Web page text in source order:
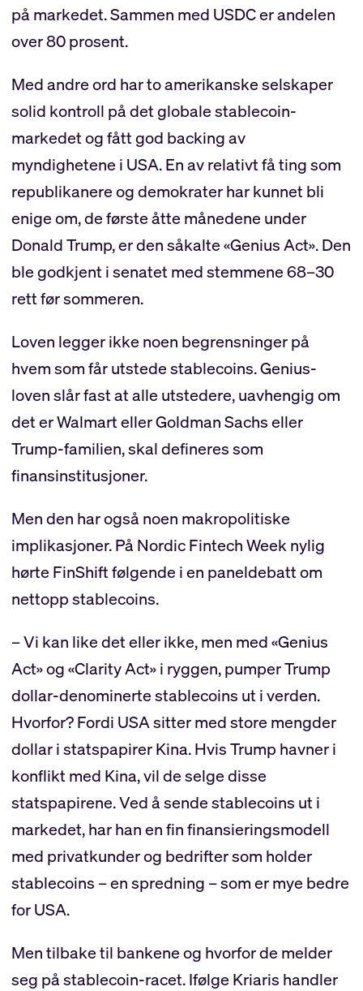
på markedet. Sammen med USDC er andelen
over 80 prosent.
Med andre ord har to amerikanske selskaper
solid kontroll på det globale stablecoin-
markedet og fått god backing av
myndighetene i USA. En av relativt få ting som
republikanere og demokrater har kunnet bli
enige om, de første åtte månedene under
Donald Trump, er den såkalte «Genius Act». Den
ble godkjent i senatet med stemmene 68–30
rett før sommeren.
Loven legger ikke noen begrensninger på
hvem som får utstede stablecoins. Genius-
loven slår fast at alle utstedere, uavhengig om
det er Walmart eller Goldman Sachs eller
Trump-familien, skal defineres som
finansinstitusjoner.
Men den har også noen makropolitiske
implikasjoner. På Nordic Fintech Week nylig
hørte FinShift følgende i en paneldebatt om
nettopp stablecoins.
– Vi kan like det eller ikke, men med «Genius
Act» og «Clarity Act» i ryggen, pumper Trump
dollar-denominerte stablecoins ut i verden.
Hvorfor? Fordi USA sitter med store mengder
dollar i statspapirer Kina. Hvis Trump havner i
konflikt med Kina, vil de selge disse
statspapirene. Ved å sende stablecoins ut i
markedet, har han en fin finansieringsmodell
med privatkunder og bedrifter som holder
stablecoins – en spredning – som er mye bedre
for USA.
Men tilbake til bankene og hvorfor de melder
seg på stablecoin-racet. Ifølge Kriaris handler